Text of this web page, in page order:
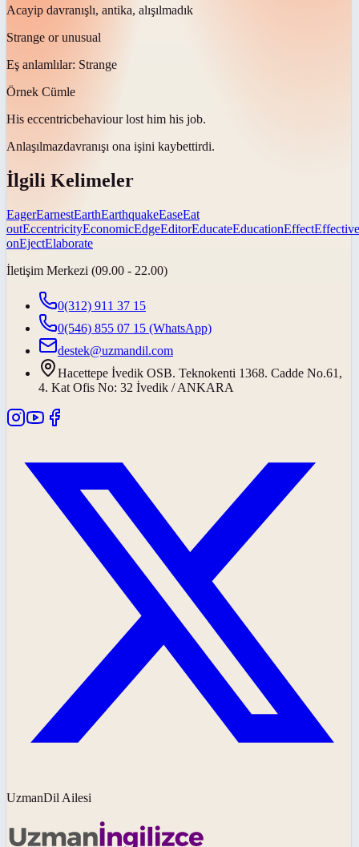
Acayip davranışlı, antika, alışılmadık
Strange or unusual
Eş anlamlılar: Strange
Örnek Cümle
His eccentricbehaviour lost him his job.
Anlaşılmazdavranışı ona işini kaybettirdi.
İlgili Kelimeler
EagerEarnestEarthEarthquakeEaseEat
outEccentricityEconomicEdgeEditorEducateEducationEffectEffective
onEjectElaborate
İletişim Merkezi (09.00 - 22.00)
0(312) 911 37 15
0(546) 855 07 15 (WhatsApp)
destek@uzmandil.com
Hacettepe İvedik OSB. Teknokenti 1368. Cadde No.61,
4. Kat Ofis No: 32 İvedik / ANKARA
UzmanDil Ailesi